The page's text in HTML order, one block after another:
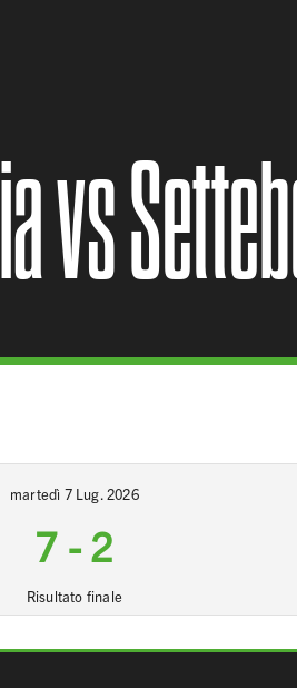
vs
martedì 7 Lug. 2026
7 - 2
Risultato finale